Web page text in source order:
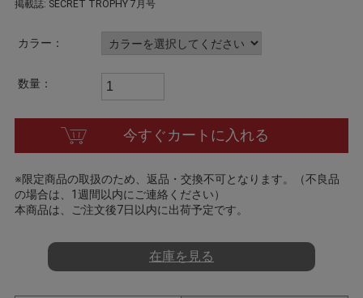
a
掲載誌: SECRET TROPHY 7月号
カラー：
数量：
今すぐカートに入れる
※限定商品の取扱のため、返品・交換不可となります。（不良品
の場合は、1週間以内にご連絡ください）
本商品は、ご注文後7日以内に出荷予定です。
在庫を見る